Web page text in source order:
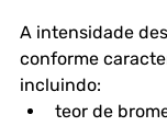
A intensidade
conforme
incluindo:
teor de